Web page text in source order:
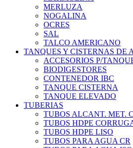
MERLUZA
NOGALINA
OCRES
SAL
TALCO AMERICANO
TANQUES Y CISTERNAS DE
ACCESORIOS P/
BIODIGESTORES
CONTENEDOR IBC
TANQUE CISTERNA
TANQUE ELEVADO
TUBERIAS
TUBOS ALCANT. MET.
TUBOS HDPE
TUBOS HDPE LISO
TUBOS PARA AGUA CR